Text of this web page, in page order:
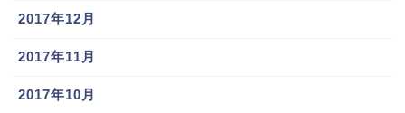
2017年12月
2017年11月
2017年10月